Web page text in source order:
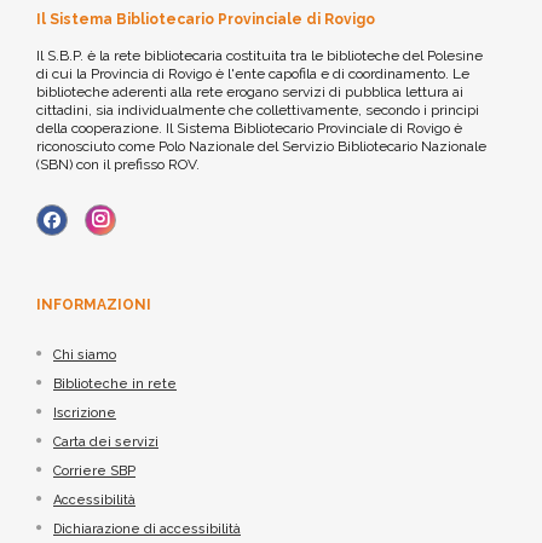
Il Sistema Bibliotecario Provinciale di Rovigo
Il S.B.P. è la rete bibliotecaria costituita tra le biblioteche del Polesine
di cui la Provincia di Rovigo è l'ente capofila e di coordinamento. Le
biblioteche aderenti alla rete erogano servizi di pubblica lettura ai
cittadini, sia individualmente che collettivamente, secondo i principi
della cooperazione. Il Sistema Bibliotecario Provinciale di Rovigo è
riconosciuto come Polo Nazionale del Servizio Bibliotecario Nazionale
(SBN) con il prefisso ROV.
INFORMAZIONI
Chi siamo
Biblioteche in rete
Iscrizione
Carta dei servizi
Corriere SBP
Accessibilità
Dichiarazione di accessibilità